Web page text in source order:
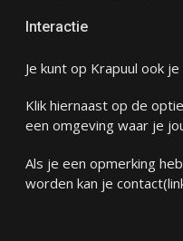
Interactie
Je kunt op Krapuul ook
Klik hiernaast op de
een omgeving waar je
Als je een opmerking
worden kan je contact